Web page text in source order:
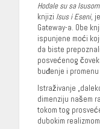
Hodale su sa Isusom
knjizi Isus i Eseni,
Gateway-a. Obe
ispunjene moći
da biste
posvećenog
buđenje i promenu
Istraživanje
dimenziju našem
tokom tog
dubokim